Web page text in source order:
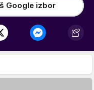
Google izbor